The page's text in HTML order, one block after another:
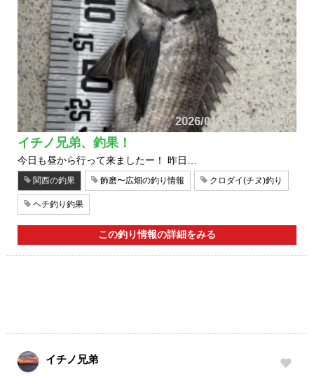
2026/01/05 12:28 UP!
イチノ兄弟、釣果！
今日も昼から行って来ましたー！ 昨日…
関西の釣果 飾磨〜広畑の釣り情報 クロダイ(チヌ)釣り
ヘチ釣り釣果
この釣り情報の詳細をみる
イチノ兄弟